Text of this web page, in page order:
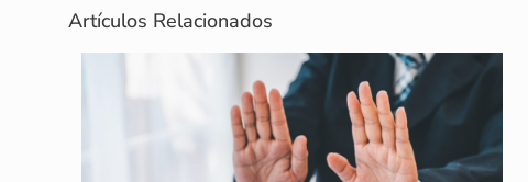
Artículos Relacionados